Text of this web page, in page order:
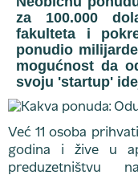
za 100.000
fakulteta i
ponudio
mogućnost da
svoju 'startup'
Već 11 osoba
godina i žive u
preduzetništvu